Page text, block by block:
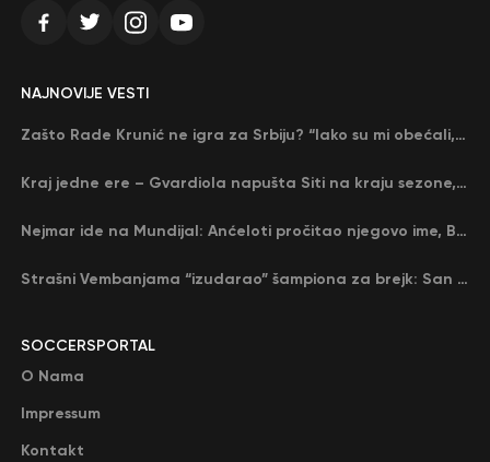
SOCCERSPORTAL
O Nama
Impressum
Kontakt
NAJNOVIJE VESTI
Zašto Rade Krunić ne igra za Srbiju? “Iako su mi obećali, niko me nije zvao…”
Kraj jedne ere – Gvardiola napušta Siti na kraju sezone, menja ga njegov nekadašnji rival
Nejmar ide na Mundijal: Anćeloti pročitao njegovo ime, Brazil u delirijumu (VIDEO)
Strašni Vembanjama “izudarao” šampiona za brejk: San Antonio poveo protiv Oklahome